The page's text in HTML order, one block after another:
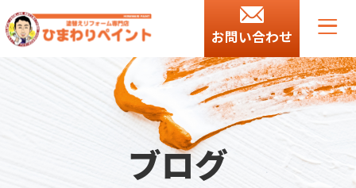
お問い合わせ
ブログ